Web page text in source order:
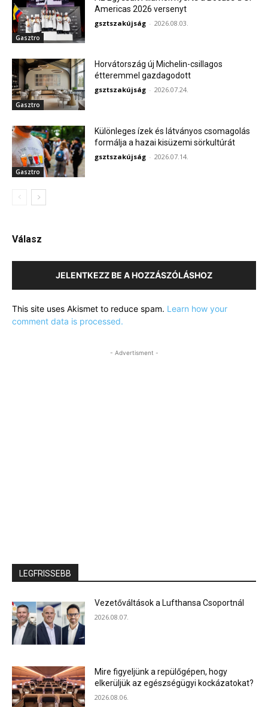
Gasztro
Americas 2026 versenyt
gsztszakújság - 2026.08.03.
Gasztro
Horvátország új Michelin-csillagos
étteremmel gazdagodott
gsztszakújság - 2026.07.24.
Gasztro
Különleges ízek és látványos csomagolás
formálja a hazai kisüzemi sörkultúrát
gsztszakújság - 2026.07.14.
Válasz
JELENTKEZZ BE A HOZZÁSZÓLÁSHOZ
This site uses Akismet to reduce spam. Learn how your
comment data is processed.
- Advertisment -
LEGFRISSEBB
Vezetőváltások a Lufthansa Csoportnál
2026.08.07.
Mire figyeljünk a repülőgépen, hogy
elkerüljük az egészségügyi kockázatokat?
2026.08.06.